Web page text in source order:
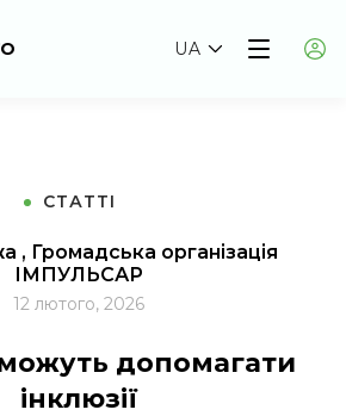
UA
СТАТТІ
, Громадська організація
ІМПУЛЬСАР
12 лютого, 2026
допомагати
інклюзії